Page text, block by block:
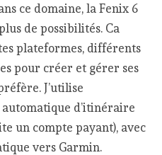
ce domaine, la Fenix 6
de possibilités. Ca
plateformes, différents
pour créer et gérer ses
J’utilise
d’itinéraire
un compte payant), avec
vers Garmin.